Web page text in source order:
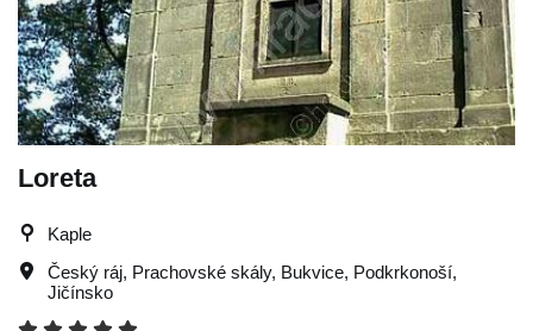
Loreta
Kaple
Český ráj, Prachovské skály, Bukvice, Podkrkonoší,
Jičínsko